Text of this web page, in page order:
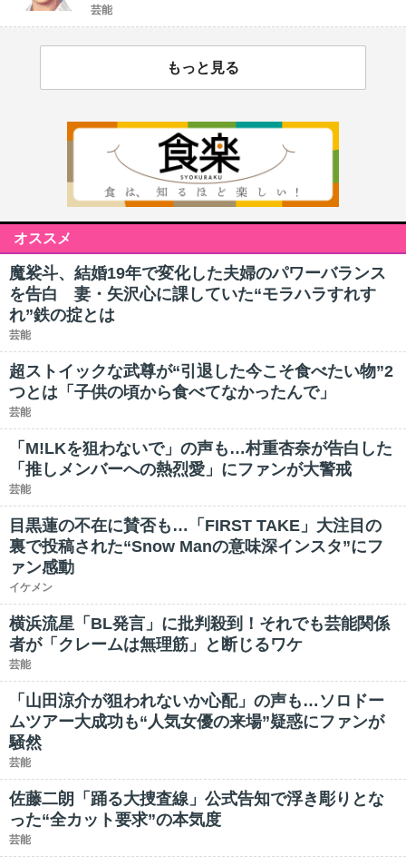
芸能
もっと見る
オススメ
魔裟斗、結婚19年で変化した夫婦のパワーバランス
を告白 妻・矢沢心に課していた“モラハラすれす
れ”鉄の掟とは
芸能
超ストイックな武尊が“引退した今こそ食べたい物”2
つとは「子供の頃から食べてなかったんで」
芸能
「M!LKを狙わないで」の声も…村重杏奈が告白した
「推しメンバーへの熱烈愛」にファンが大警戒
芸能
目黒蓮の不在に賛否も…「FIRST TAKE」大注目の
裏で投稿された“Snow Manの意味深インスタ”にフ
ァン感動
イケメン
横浜流星「BL発言」に批判殺到！それでも芸能関係
者が「クレームは無理筋」と断じるワケ
芸能
「山田涼介が狙われないか心配」の声も…ソロドー
ムツアー大成功も“人気女優の来場”疑惑にファンが
騒然
芸能
佐藤二朗「踊る大捜査線」公式告知で浮き彫りとな
った“全カット要求”の本気度
芸能